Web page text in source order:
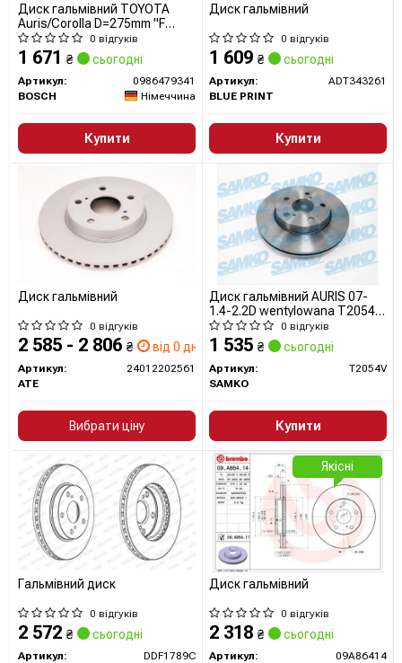
Диск гальмівний TOYOTA
Auris/Corolla D=275mm "F
"07>>
0 відгуків
1 671 ₴ сьогодні
Артикул:
0986479341
BOSCH
Німеччина
Купити
Диск гальмівний
0 відгуків
1 609 ₴ сьогодні
Артикул:
ADT343261
BLUE PRINT
Купити
Диск гальмівний
0 відгуків
2 585 - 2 806 ₴ від 0 дн.
Артикул:
24012202561
ATE
Вибрати ціну
Диск гальмівний AURIS 07-
1.4-2.2D wentylowana T2054V
SAMKO
0 відгуків
1 535 ₴ сьогодні
Артикул:
T2054V
SAMKO
Купити
Гальмівний диск
0 відгуків
2 572 ₴ сьогодні
Артикул:
DDF1789C
Диск гальмівний
0 відгуків
2 318 ₴ сьогодні
Артикул:
09A86414
Якісні